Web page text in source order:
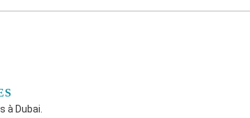
à Dubai.